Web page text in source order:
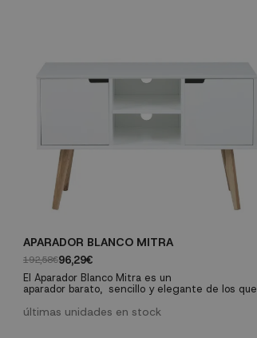
APARADOR BLANCO MITRA
192,58€96,29€
El Aparador Blanco Mitra es un
aparador barato, sencillo y elegante de los que
cualquier salón. No es fácil encontrar aparadores
últimas unidades en stock